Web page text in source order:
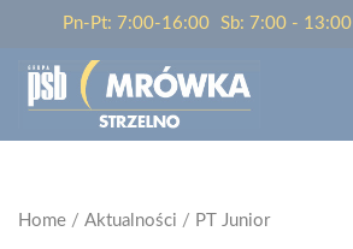
Pn-Pt: 7:00-16:00 Sb: 7:00 - 13:00
Home / Aktualności / PT Junior